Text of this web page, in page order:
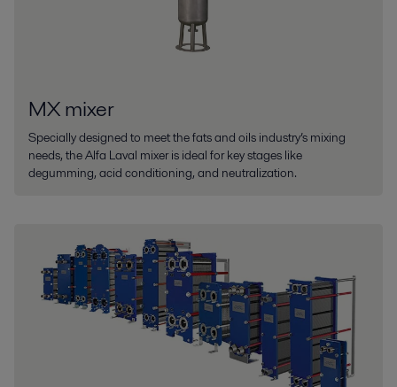
MX mixer
Specially designed to meet the fats and oils industry’s mixing
needs, the Alfa Laval mixer is ideal for key stages like
degumming, acid conditioning, and neutralization.